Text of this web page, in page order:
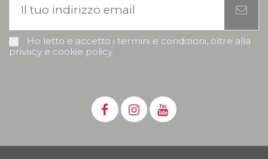
Ho letto e accetto i termini e condizioni, oltre alla
privacy e cookie policy